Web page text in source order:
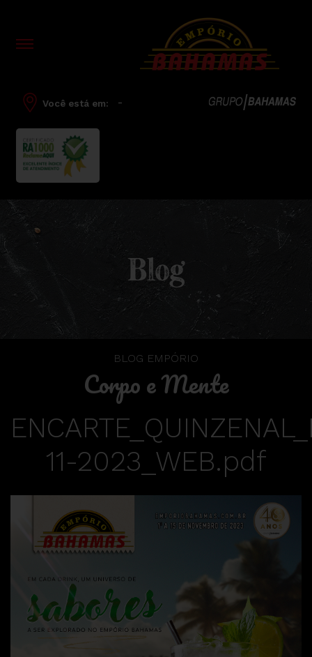
Você está em: -
Blog
BLOG EMPÓRIO
Corpo e Mente
11-2023_WEB.pdf